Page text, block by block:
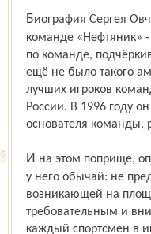
Биография Сергея Овчинникова связан с Ярославлем: здесь он играл в волейбольной
команде «Нефтяник» -
по команде,
ещё не было такого
лучших игроков
России. В 1996 году
основателя команды,
И на этом поприще, опять же, его вспоминают как вдумчивого тренера, педагога. Был
у него обычай: не
возникающей на
требовательным и
каждый спортсмен в